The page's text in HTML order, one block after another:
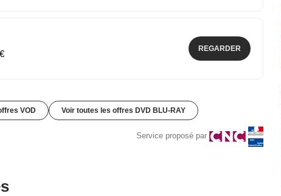
REGARDER
VOD Voir toutes les offres DVD BLU-RAY
Service proposé par